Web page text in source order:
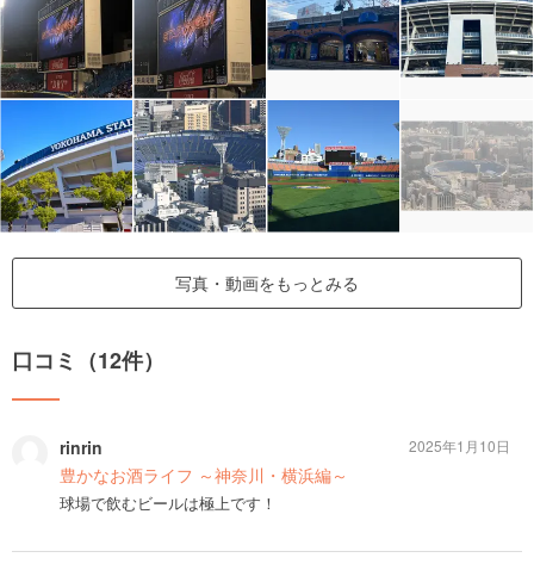
写真・動画をもっとみる
口コミ（12件）
rinrin
豊かなお酒ライフ ～神奈川・横浜編～
球場で飲むビールは極上です！
2025年1月10日